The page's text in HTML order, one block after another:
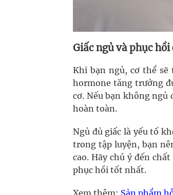
Giấc ngủ và phục
Khi bạn ngủ, cơ thể
hormone tăng trưởng
cơ. Nếu bạn không ngủ
hoàn toàn.
Ngủ đủ giấc là yếu tố
trong tập luyện, bạn
cao. Hãy chú ý đến
phục hồi tốt nhất.
Xem thêm: Sản phẩm